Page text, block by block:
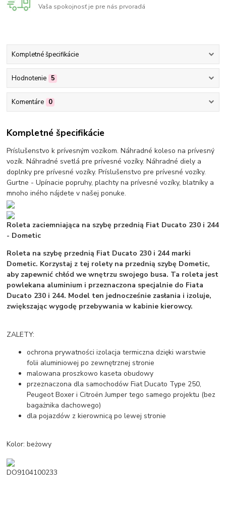
Vaša spokojnosť je pre nás prvoradá
Kompletné špecifikácie
Hodnotenie 5
Komentáre 0
Kompletné špecifikácie
Príslušenstvo k prívesným vozíkom. Náhradné koleso na prívesný
vozík. Náhradné svetlá pre prívesné vozíky. Náhradné diely a
doplnky pre prívesné vozíky. Príslušenstvo pre prívesné vozíky.
Gurtne - Upínacie popruhy, plachty na prívesné vozíky, blatníky a
mnoho iného nájdete v našej ponuke.
Roleta zaciemniająca na szybę przednią Fiat Ducato 230 i 244
- Dometic
Roleta na szybę przednią Fiat Ducato 230 i 244 marki
Dometic. Korzystaj z tej rolety na przednią szybę Dometic,
aby zapewnić chłód we wnętrzu swojego busa. Ta roleta jest
powlekana aluminium i przeznaczona specjalnie do Fiata
Ducato 230 i 244. Model ten jednocześnie zasłania i izoluje,
zwiększając wygodę przebywania w kabinie kierowcy.
ZALETY:
ochrona prywatności izolacja termiczna dzięki warstwie
folii aluminiowej po zewnętrznej stronie
malowana proszkowo kaseta obudowy
przeznaczona dla samochodów Fiat Ducato Type 250,
Peugeot Boxer i Citroën Jumper tego samego projektu (bez
bagażnika dachowego)
dla pojazdów z kierownicą po lewej stronie
Kolor: beżowy
DO9104100233